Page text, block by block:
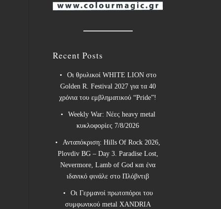
Recent Posts
Οι θρυλικοί WHITE LION στο
Golden R. Festival 2027 για τα 40
χρόνια του εμβληματικού “Pride”!
Weekly War: Νέες heavy metal
κυκλοφορίες 7/8/2026
Ανταπόκριση: Hills Of Rock 2026,
Plovdiv BG – Day 3. Paradise Lost,
Nevermore, Lamb of God και ένα
ιδανικό φινάλε στο Πλόβντιβ
Οι Γερμανοί πρωτοπόροι του
συμφωνικού metal XANDRIA